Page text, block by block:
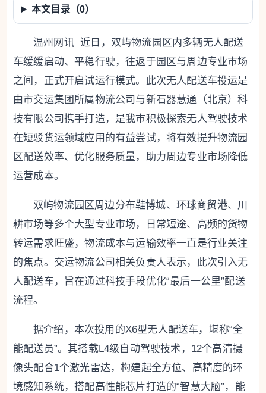
本文目录（0）
温州网讯 近日，双屿物流园区内多辆无人配送
车缓缓启动、平稳行驶，往返于园区与周边专业市场
之间，正式开启试运行模式。此次无人配送车投运是
由市交运集团所属物流公司与新石器慧通（北京）科
技有限公司携手打造，是我市积极探索无人驾驶技术
在短驳货运领域应用的有益尝试，将有效提升物流园
区配送效率、优化服务质量，助力周边专业市场降低
运营成本。
双屿物流园区周边分布鞋博城、环球商贸港、川
耕市场等多个大型专业市场，日常短途、高频的货物
转运需求旺盛，物流成本与运输效率一直是行业关注
的焦点。交运物流公司相关负责人表示，此次引入无
人配送车，旨在通过科技手段优化“最后一公里”配送
流程。
据介绍，本次投用的X6型无人配送车，堪称“全
能配送员”。其搭载L4级自动驾驶技术，12个高清摄
像头配合1个激光雷达，构建起全方位、高精度的环
境感知系统，搭配高性能芯片打造的“智慧大脑”，能